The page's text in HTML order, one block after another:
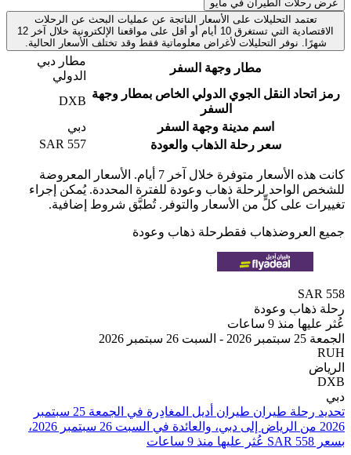
الطيران في مايو
التحليلات على الأسعار الناتجة عن عمليات البحث عن الرحلات
الاقتصادية التي تستغرق 10 أيام أو أقل على مواقعنا الإلكترونية خلال آخر 12
نوفر التحليلات لأغراض معلوماتية فقط وقد تختلف الأسعار الحالية.
مطار وجهة السفر
مطار دبي
النقل الجوي الدولي الخاص بمطار وجهة
DXB
اسم مدينة وجهة السفر
سعر رحلة الذهاب والعودة
SAR 557
كانت هذه الأسعار متوفرة خلال آخر 7 أيام. الأسعار المعروضة
لرحلة ذهاب وعودة للفترة المحددة. يُمكن إجراء
على كلٍّ من الأسعار والتوفر. تُطبَّق شروط إضافية.
ذهاب فقطرحلة ذهاب وعودة
وعودة
9 ساعات
تحديد رحلة طيران ⁦طيران أديل⁩ المغادِرة في ⁦الجمعة 25 سبتمبر
2026⁩ من ⁦الرياض⁩ إلى ⁦دبي⁩، والعائدة في ⁦السبت 26 سبتمبر 2026⁩،